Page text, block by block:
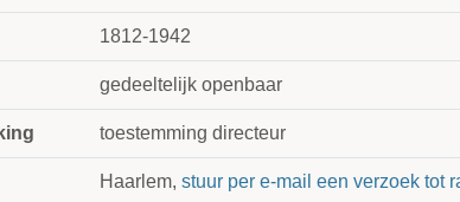
1812-1942
gedeeltelijk openbaar
toestemming directeur
Haarlem, stuur per e-mail een verzoek tot